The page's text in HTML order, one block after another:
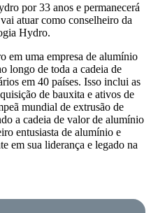
por 33 anos e permanecerá
atuar como conselheiro da
Hydro.
em uma empresa de alumínio
longo de toda a cadeia de
em 40 países. Isso inclui as
de bauxita e ativos de
mundial de extrusão de
a cadeia de valor de alumínio
entusiasta de alumínio e
em sua liderança e legado na